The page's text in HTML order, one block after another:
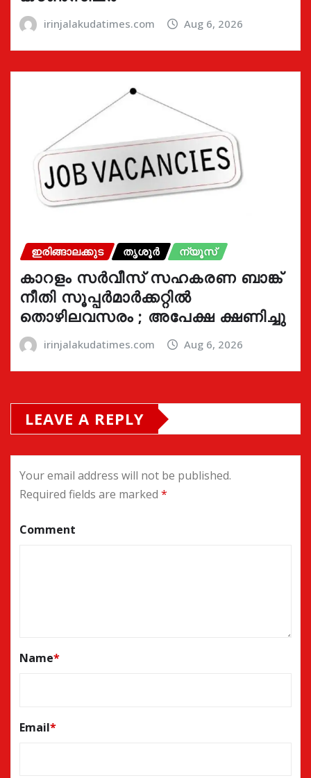
irinjalakudatimes.com Aug 6, 2026
ഇരിങ്ങാലക്കുട തൃശൂർ ന്യൂസ്
കാറളം സർവീസ് സഹകരണ ബാങ്ക്
നീതി സൂപ്പർമാർക്കറ്റിൽ
തൊഴിലവസരം ; അപേക്ഷ ക്ഷണിച്ചു
irinjalakudatimes.com Aug 6, 2026
LEAVE A REPLY
Your email address will not be published.
Required fields are marked *
Comment
Name*
Email*